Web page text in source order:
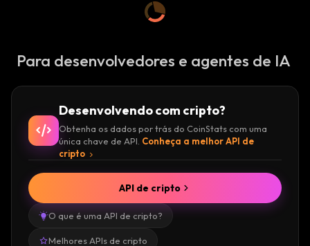
Para desenvolvedores e agentes de IA
Desenvolvendo com cripto?
Obtenha os dados por trás do CoinStats com uma
única chave de API. Conheça a melhor API de
cripto
O que é uma API de cripto?
Melhores APIs de cripto
API de cripto